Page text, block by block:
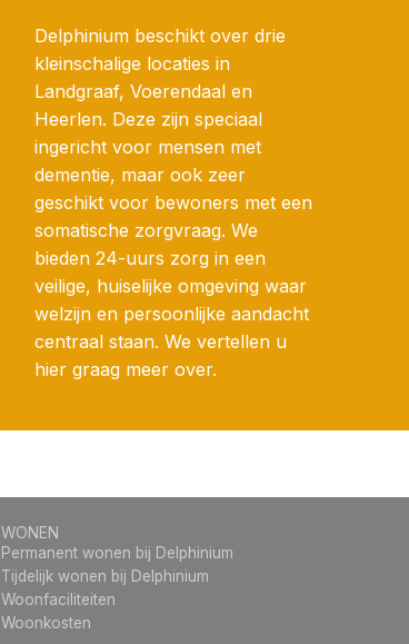
Delphinium beschikt over drie
kleinschalige locaties in
Landgraaf, Voerendaal en
Heerlen. Deze zijn speciaal
ingericht voor mensen met
dementie, maar ook zeer
geschikt voor bewoners met een
somatische zorgvraag. We
bieden 24-uurs zorg in een
veilige, huiselijke omgeving waar
welzijn en persoonlijke aandacht
centraal staan. We vertellen u
hier graag meer over.
WONEN
Permanent wonen bij Delphinium
Tijdelijk wonen bij Delphinium
Woonfaciliteiten
Woonkosten